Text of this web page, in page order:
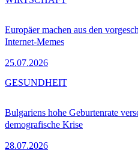
Europäer machen aus den
Internet-Memes
25.07.2026
Bulgariens hohe Geburtenrate
demografische Krise
28.07.2026
GESUNDHEIT